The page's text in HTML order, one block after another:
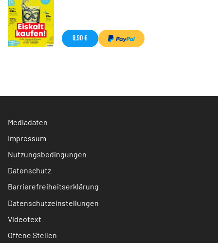
8,90 €
Mediadaten
Impressum
Nutzungsbedingungen
Datenschutz
Barrierefreiheitserklärung
Datenschutzeinstellungen
Videotext
Offene Stellen